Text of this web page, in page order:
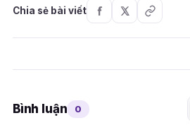
Chia sẻ bài viết
Bình luận 0